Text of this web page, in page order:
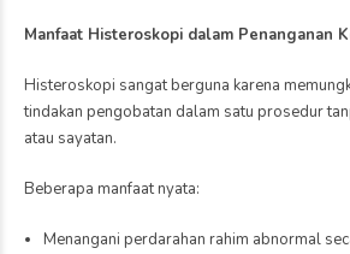
Manfaat Histeroskopi dalam Penanganan
Histeroskopi sangat berguna karena
tindakan pengobatan dalam satu prosedur
atau sayatan.
Beberapa manfaat nyata:
Menangani perdarahan rahim abnormal